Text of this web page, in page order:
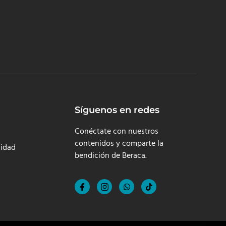
Síguenos en redes
Conéctate con nuestros
contenidos y comparte la
bendición de Beraca.